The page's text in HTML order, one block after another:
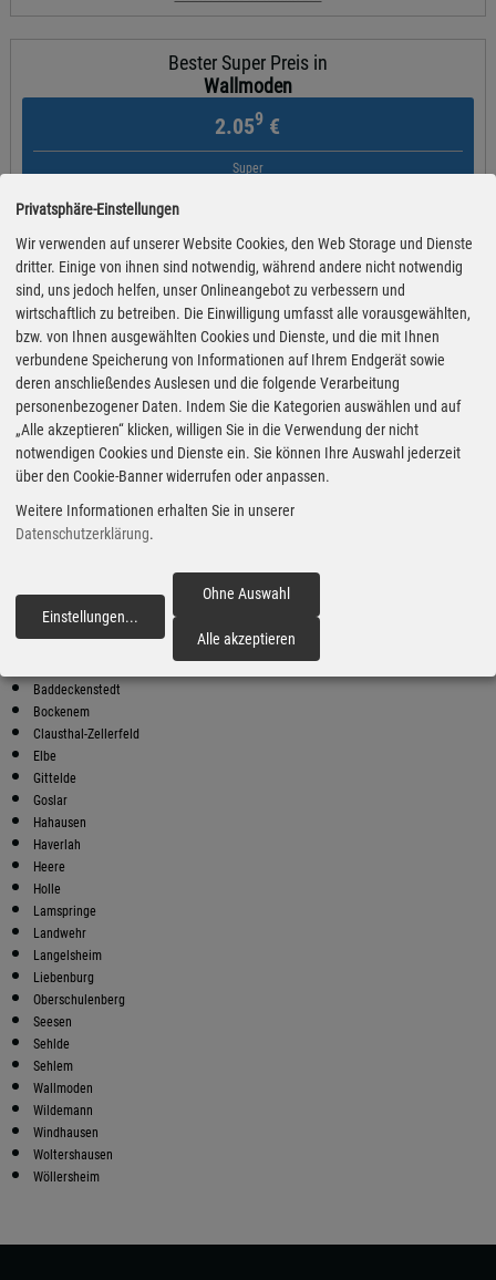
Bester Super Preis in
Wallmoden
2.059 €
Super
TAS
Schlangenweg 21
Super Preise in Wallmoden
Bester Super E10 Preis in
Wallmoden
1.999€
Super E10
Schlangenweg 21
Preiswerter tanken - finden Sie die günstigsten Benzin und Diesel
Preise in Ihrer Stadt
Baddeckenstedt
Bockenem
Clausthal-Zellerfeld
Elbe
Gittelde
Goslar
Hahausen
Haverlah
Heere
Holle
Lamspringe
Landwehr
Langelsheim
Liebenburg
Oberschulenberg
Seesen
Sehlde
Sehlem
Wallmoden
Wildemann
Windhausen
Woltershausen
Wöllersheim
Privatsphäre-Einstellungen
Wir verwenden auf unserer Website Cookies, den Web Storage und Dienste
dritter. Einige von ihnen sind notwendig, während andere nicht notwendig
sind, uns jedoch helfen, unser Onlineangebot zu verbessern und
wirtschaftlich zu betreiben. Die Einwilligung umfasst alle vorausgewählten,
bzw. von Ihnen ausgewählten Cookies und Dienste, und die mit Ihnen
verbundene Speicherung von Informationen auf Ihrem Endgerät sowie
deren anschließendes Auslesen und die folgende Verarbeitung
personenbezogener Daten. Indem Sie die Kategorien auswählen und auf
„Alle akzeptieren“ klicken, willigen Sie in die Verwendung der nicht
notwendigen Cookies und Dienste ein. Sie können Ihre Auswahl jederzeit
über den Cookie-Banner widerrufen oder anpassen.
Weitere Informationen erhalten Sie in unserer
Datenschutzerklärung.
Einstellungen...
Ohne Auswahl
Alle akzeptieren